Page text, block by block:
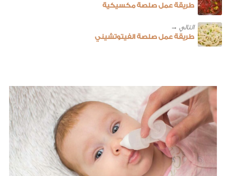
طريقة عمل صلصة مكسيكية
طريقة عمل صلصة الفيتوتشيني